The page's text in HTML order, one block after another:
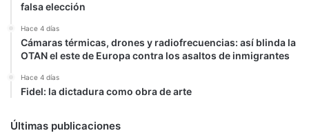
falsa elección
Hace 4 días
Cámaras térmicas, drones y radiofrecuencias: así blinda la
OTAN el este de Europa contra los asaltos de inmigrantes
Hace 4 días
Fidel: la dictadura como obra de arte
Últimas publicaciones